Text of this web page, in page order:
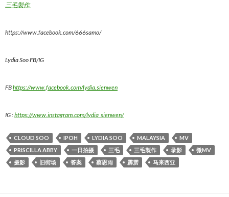
三毛製作
https://www.facebook.com/666samo/
Lydia Soo FB/IG
FBhttps://www.facebook.com/lydia.sienwen
IG :https://www.instagram.com/lydia_sienwen/
CLOUD SOO IPOH LYDIA SOO MALAYSIA
MV
PRISCILLA ABBY
一日拍摄 三毛 三毛製作 录影
微MV
摄影
旧街场 答案 蔡恩雨 霹雳 马来西亚